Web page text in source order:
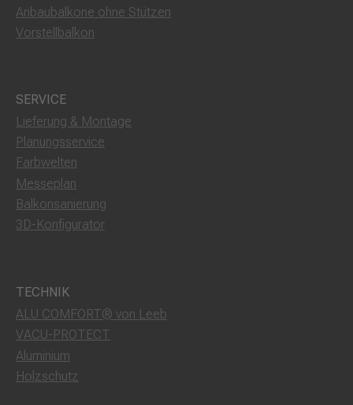
Anbaubalkone ohne Stützen
Vorstellbalkon
SERVICE
Lieferung & Montage
Planungsservice
Farbwelten
Messeplan
Balkonsanierung
3D-Konfigurator
TECHNIK
ALU COMFORT® von Leeb
VACU-PROTECT
Aluminium
Holzschutz